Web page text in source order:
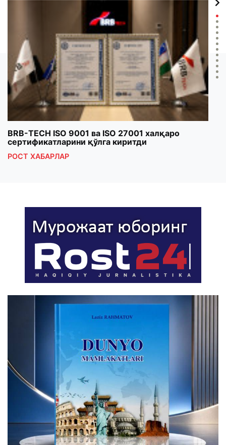
BRB-TECH ISO 9001 ва ISO 27001 халқаро
сертификатларини қўлга киритди
РОСТ ХАБАРЛАР